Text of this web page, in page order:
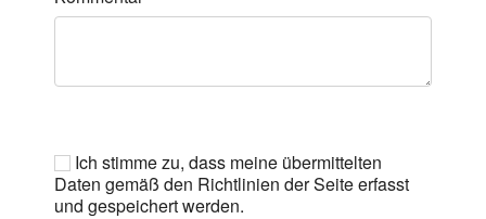
Ich stimme zu, dass meine übermittelten
Daten gemäß den Richtlinien der Seite erfasst
und gespeichert werden.